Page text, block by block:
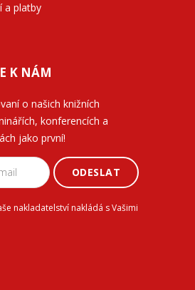
a platby
K NÁM
o našich knižních
konferencích a
jako první!
ODESLAT
nakladatelství nakládá s Vašimi